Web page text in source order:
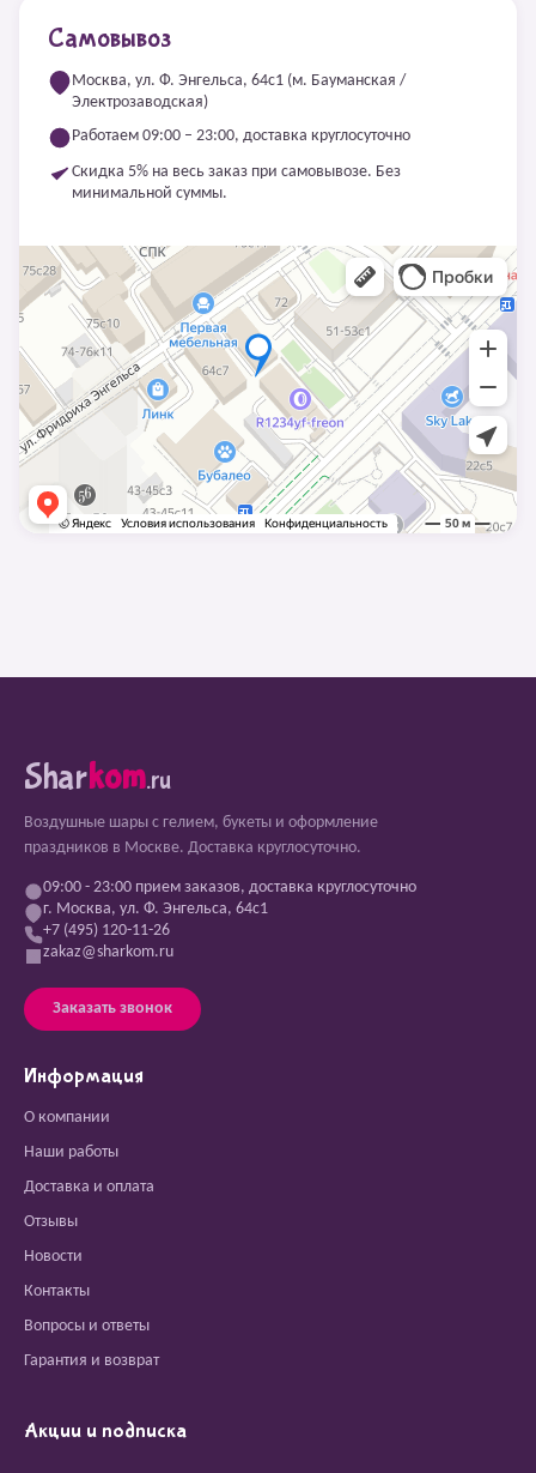
Самовывоз
Москва, ул. Ф. Энгельса, 64с1 (м. Бауманская /
Электрозаводская)
Работаем 09:00 – 23:00, доставка круглосуточно
Скидка 5% на весь заказ при самовывозе. Без
минимальной суммы.
Sharkom.ru
Воздушные шары с гелием, букеты и оформление
праздников в Москве. Доставка круглосуточно.
09:00 - 23:00 прием заказов, доставка круглосуточно
г. Москва, ул. Ф. Энгельса, 64с1
+7 (495) 120-11-26
zakaz@sharkom.ru
Заказать звонок
Информация
О компании
Наши работы
Доставка и оплата
Отзывы
Новости
Контакты
Вопросы и ответы
Гарантия и возврат
Акции и подписка